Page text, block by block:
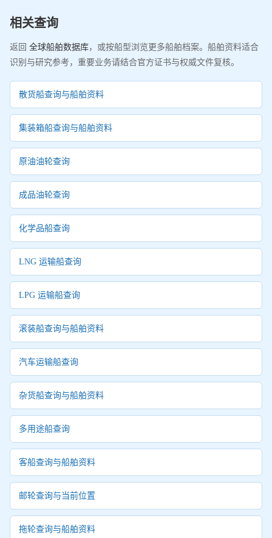
相关查询
返回 全球船舶数据库，或按船型浏览更多船舶档案。船舶资料适合
识别与研究参考，重要业务请结合官方证书与权威文件复核。
散货船查询与船舶资料
集装箱船查询与船舶资料
原油油轮查询
成品油轮查询
化学品船查询
LNG 运输船查询
LPG 运输船查询
滚装船查询与船舶资料
汽车运输船查询
杂货船查询与船舶资料
多用途船查询
客船查询与船舶资料
邮轮查询与当前位置
拖轮查询与船舶资料